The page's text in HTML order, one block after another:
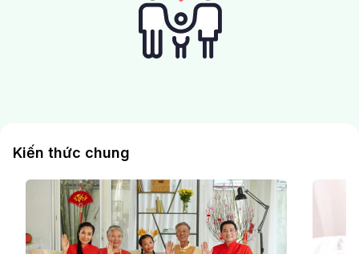
Kiến thức chung